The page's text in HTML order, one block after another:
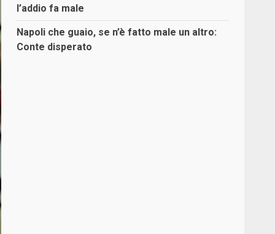
l’addio fa male
Napoli che guaio, se n’è fatto male un altro:
Conte disperato